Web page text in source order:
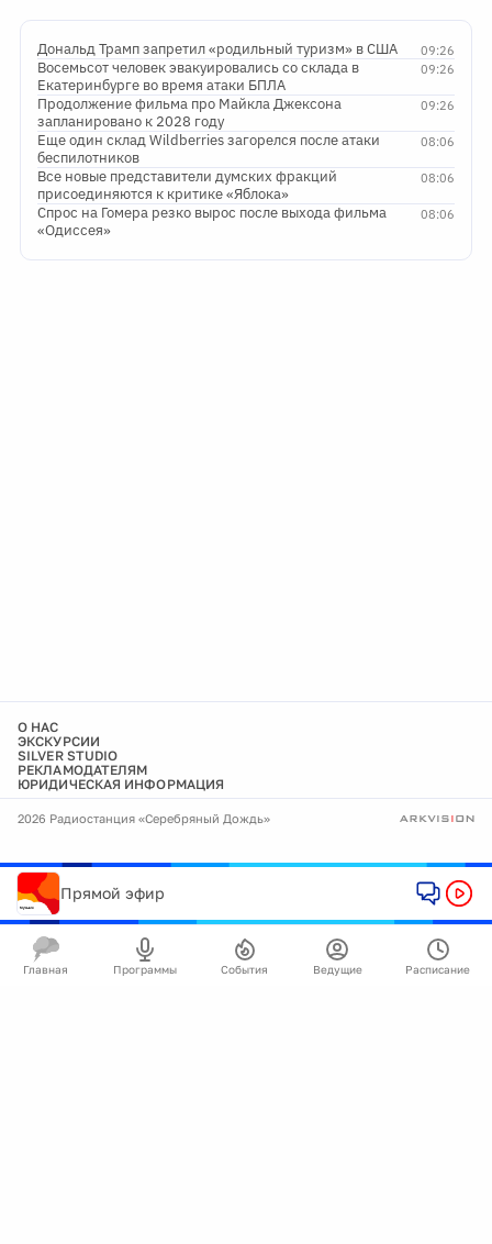
09:26
Дональд Трамп запретил «родильный туризм» в США
09:26
Восемьсот человек эвакуировались со склада в
Екатеринбурге во время атаки БПЛА
09:26
Продолжение фильма про Майкла Джексона
запланировано к 2028 году
08:06
Еще один склад Wildberries загорелся после атаки
беспилотников
08:06
Все новые представители думских фракций
присоединяются к критике «Яблока»
08:06
Спрос на Гомера резко вырос после выхода фильма
«Одиссея»
О НАС
ЭКСКУРСИИ
SILVER STUDIO
РЕКЛАМОДАТЕЛЯМ
ЮРИДИЧЕСКАЯ ИНФОРМАЦИЯ
2026 Радиостанция «Серебряный Дождь»
Прямой эфир
Главная Программы События Ведущие Расписание